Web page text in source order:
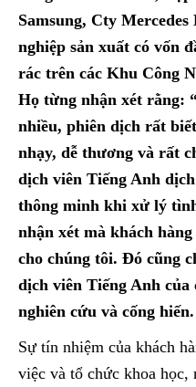
Samsung, Cty
nghiệp sản xuất có vốn
rác trên các Khu Công
Họ từng nhận xét rằng:
nhiều, phiên dịch rất
nhạy, dễ thương và rất
dịch viên Tiếng Anh
thông minh khi xử lý
nhận xét mà khách
cho chúng tôi. Đó cũng
dịch viên Tiếng Anh
nghiên cứu và cống hiến.
Sự tín nhiệm của khách
việc và tổ chức khoa